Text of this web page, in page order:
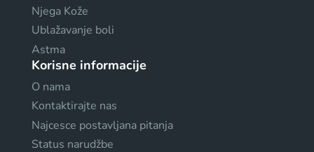
Njega Kože
Ublažavanje boli
Astma
Korisne informacije
O nama
Kontaktirajte nas
Najcesce postavljana pitanja
Status narudžbe